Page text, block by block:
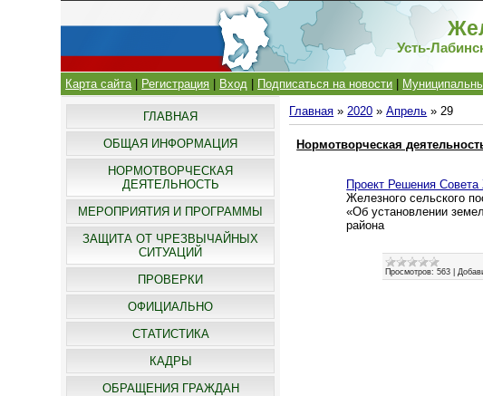
Усть-
Карта сайта| Регистрация Вход Подписаться на новости
ГЛАВНАЯ
ОБЩАЯ ИНФОРМАЦИЯ
НОРМОТВОРЧЕСКАЯ
ДЕЯТЕЛЬНОСТЬ
МЕРОПРИЯТИЯ И ПРОГРАММЫ
ЗАЩИТА ОТ ЧРЕЗВЫЧАЙНЫХ
СИТУАЦИЙ
ПРОВЕРКИ
ОФИЦИАЛЬНО
СТАТИСТИКА
КАДРЫ
ОБРАЩЕНИЯ ГРАЖДАН
Главная »2020 » Апрель » 29
Нормотворческая
Проект Решения Совета
Железного сельского
«Об установлении
района
Просмотров: 563